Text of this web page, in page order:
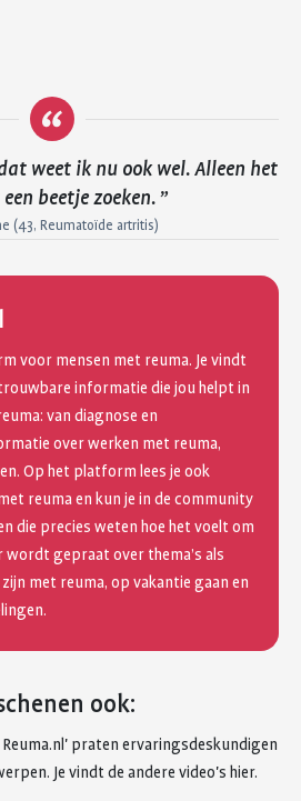
weet ik nu ook wel. Alleen het
beetje zoeken.
(43, Reumatoïde artritis)
voor mensen met reuma. Je vindt
informatie die jou helpt in
van diagnose en
over werken met reuma,
Op het platform lees je ook
reuma en kun je in de community
die precies weten hoe het voelt om
wordt gepraat over thema’s als
met reuma, op vakantie gaan en
ook:
praten ervaringsdeskundigen
Je vindt de andere video's hier.